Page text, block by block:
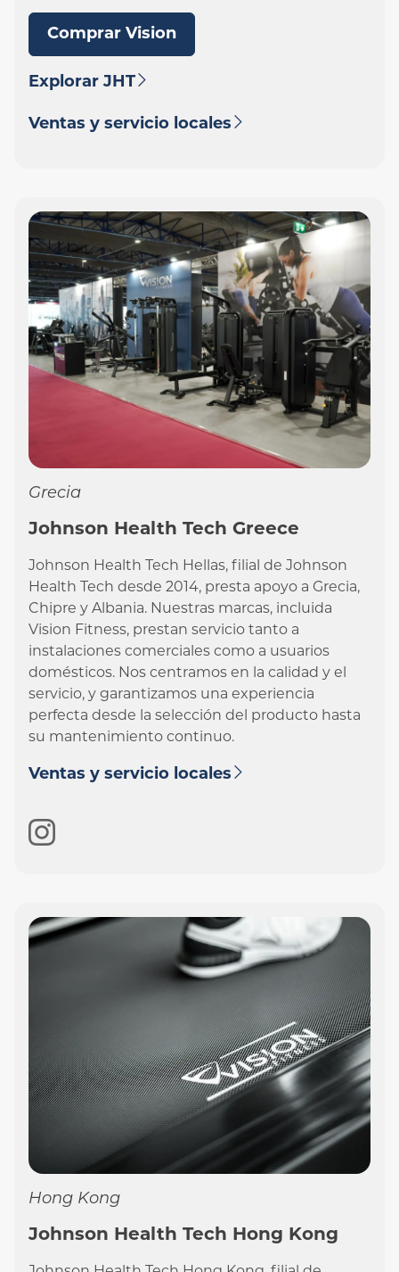
Comprar Vision
Explorar JHT
Ventas y servicio locales
Grecia
Johnson Health Tech Greece
Johnson Health Tech Hellas, filial de Johnson
Health Tech desde 2014, presta apoyo a Grecia,
Chipre y Albania. Nuestras marcas, incluida
Vision Fitness, prestan servicio tanto a
instalaciones comerciales como a usuarios
domésticos. Nos centramos en la calidad y el
servicio, y garantizamos una experiencia
perfecta desde la selección del producto hasta
su mantenimiento continuo.
Ventas y servicio locales
Hong Kong
Johnson Health Tech Hong Kong